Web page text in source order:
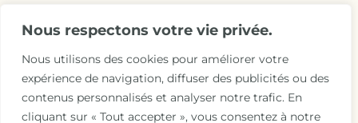
Nous respectons votre vie privée.
Nous utilisons des cookies pour améliorer votre
expérience de navigation, diffuser des publicités ou des
contenus personnalisés et analyser notre trafic. En
cliquant sur « Tout accepter », vous consentez à notre